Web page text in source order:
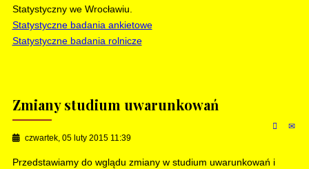
Statystyczny we Wrocławiu.
Statystyczne badania ankietowe
Statystyczne badania rolnicze
Zmiany studium uwarunkowań
czwartek, 05 luty 2015 11:39
Przedstawiamy do wglądu zmiany w studium uwarunkowań i